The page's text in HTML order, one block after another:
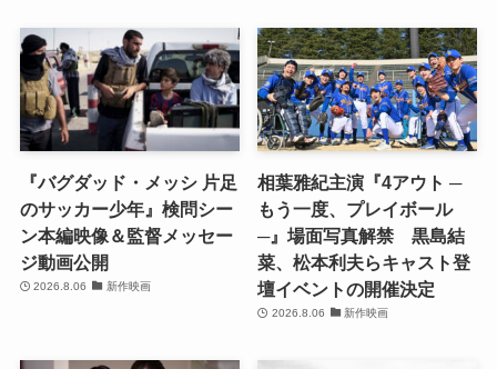
『バグダッド・メッシ 片足
のサッカー少年』検問シー
ン本編映像＆監督メッセー
ジ動画公開
2026.8.06 新作映画
相葉雅紀主演『4アウト ─
もう一度、プレイボール
─』場面写真解禁 黒島結
菜、松本利夫らキャスト登
壇イベントの開催決定
2026.8.06 新作映画